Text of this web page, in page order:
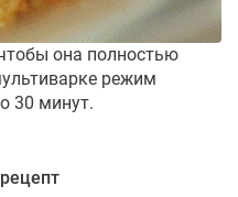
она полностью
режим
30 минут.